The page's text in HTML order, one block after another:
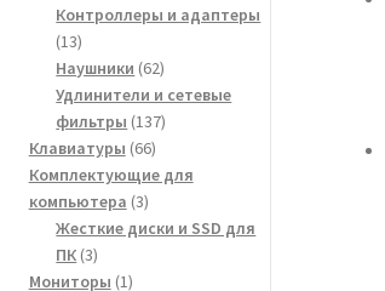
товара
Контроллеры и адаптеры
1313
товаров
Наушники 6262
товара
Удлинители и сетевые
фильтры 137137
Клавиатуры 6666
товаров
Комплектующие для
компьютера 33
товара
Жесткие диски и SSD для
ПК 33
товара
Мониторы 11